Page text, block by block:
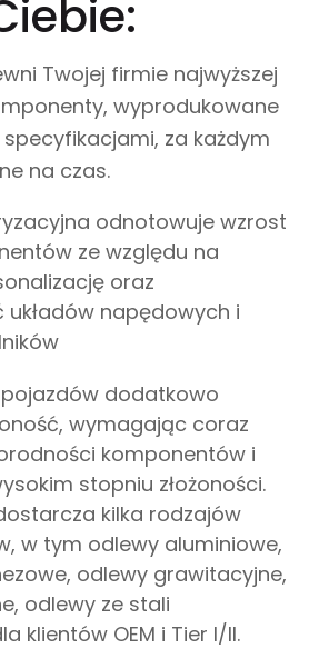
Twojej firmie najwyższej
wyprodukowane
za każdym
na czas.
odnotowuje wzrost
ze względu na
oraz
układów napędowych i
dodatkowo
wymagając coraz
komponentów i
stopniu złożoności.
kilka rodzajów
w tym odlewy aluminiowe,
odlewy grawitacyjne,
odlewy ze stali
klientów OEM i Tier I/II.